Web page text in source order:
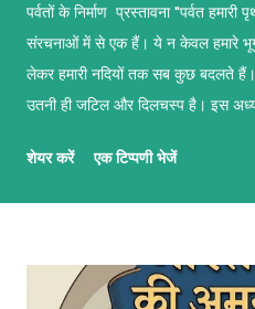
पर्वतों के निर्माण प्रस्तावना "पर्वत
संरचनाओं में से एक हैं। ये न केवल हमारे
लेकर हमारी नदियों तक सब कुछ बदलते
उतनी ही जटिल और दिलचस्प है। इस
जन्म कैसे होता है।" पर्वतों के निर्माण
जब ये प्लेटें एक-दूसरे की ओर बढ़ती हैं, दूर
शेयर करें एक टिप्पणी भेजें